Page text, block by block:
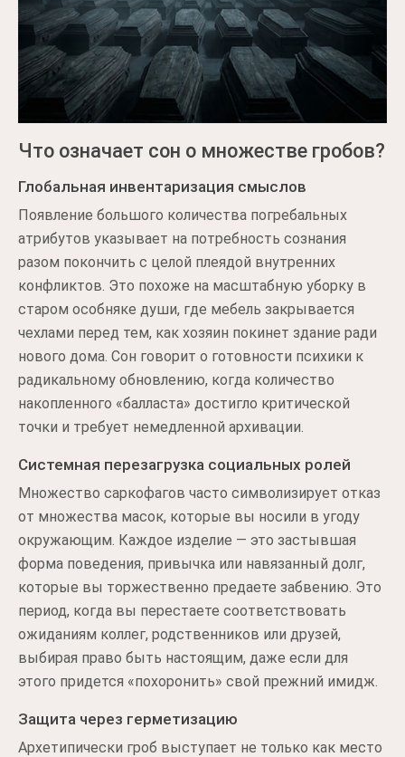
Что означает сон о множестве гробов?
Глобальная инвентаризация смыслов
Появление большого количества погребальных
атрибутов указывает на потребность сознания
разом покончить с целой плеядой внутренних
конфликтов. Это похоже на масштабную уборку в
старом особняке души, где мебель закрывается
чехлами перед тем, как хозяин покинет здание ради
нового дома. Сон говорит о готовности психики к
радикальному обновлению, когда количество
накопленного «балласта» достигло критической
точки и требует немедленной архивации.
Системная перезагрузка социальных ролей
Множество саркофагов часто символизирует отказ
от множества масок, которые вы носили в угоду
окружающим. Каждое изделие — это застывшая
форма поведения, привычка или навязанный долг,
которые вы торжественно предаете забвению. Это
период, когда вы перестаете соответствовать
ожиданиям коллег, родственников или друзей,
выбирая право быть настоящим, даже если для
этого придется «похоронить» свой прежний имидж.
Защита через герметизацию
Архетипически гроб выступает не только как место